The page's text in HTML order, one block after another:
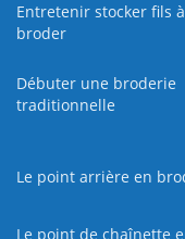
Entretenir stocker fils à
broder
Débuter une broderie
traditionnelle
Le point arrière en
Le point de chaînette